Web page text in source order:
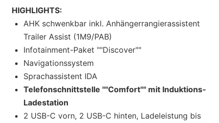
HIGHLIGHTS:
AHK schwenkbar inkl. Anhängerrangierassistent
Trailer Assist (1M9/PAB)
Infotainment-Paket ""Discover""
Navigationssystem
Sprachassistent IDA
Telefonschnittstelle ""Comfort"" mit Induktions-
Ladestation
2 USB-C vorn, 2 USB-C hinten, Ladeleistung bis